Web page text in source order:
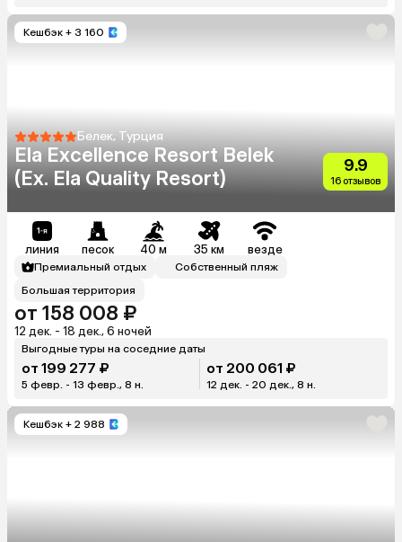
Кешбэк + 3 160
Белек, Турция
Ela Excellence Resort Belek
(Ex. Ela Quality Resort)
9.9
16 отзывов
линия песок 40 м 35 км везде
Премиальный отдых
Собственный пляж
Большая территория
от 158 008 ₽
12 дек. - 18 дек., 6 ночей
Выгодные туры на соседние даты
от 199 277 ₽
5 февр. - 13 февр., 8 н.
от 200 061 ₽
12 дек. - 20 дек., 8 н.
Кешбэк + 2 988